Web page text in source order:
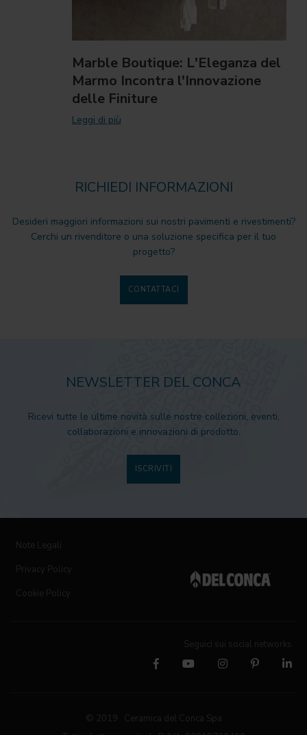
Marble Boutique: L'Eleganza del
Marmo Incontra l'Innovazione
delle Finiture
Leggi di più
RICHIEDI INFORMAZIONI
Desideri maggiori informazioni sui nostri pavimenti e rivestimenti?
Cerchi un rivenditore o una soluzione specifica per il tuo
progetto?
CONTATTACI
NEWSLETTER DEL CONCA
Ricevi tutte le ultime novità sulle nostre collezioni, eventi,
collaborazioni e innovazioni di prodotto.
ISCRIVITI
Note Legali
Privacy Policy
Cookie Policy
Seguici sui social networks
© 2019 Ceramica del Conca Spa